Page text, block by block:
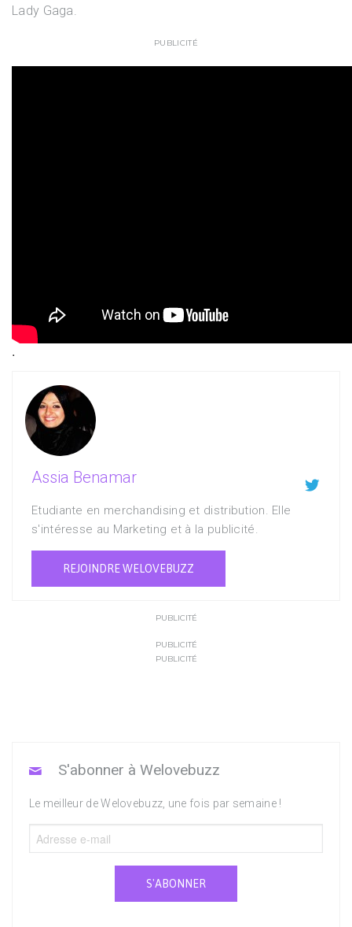
Lady Gaga.
PUBLICITÉ
.
Assia Benamar 
Etudiante en merchandising et distribution. Elle
s'intéresse au Marketing et à la publicité.
REJOINDRE WELOVEBUZZ
PUBLICITÉ
PUBLICITÉ
PUBLICITÉ
S'abonner à Welovebuzz
Le meilleur de Welovebuzz, une fois par semaine !
S'ABONNER